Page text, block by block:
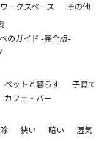
ークスペース
その他
のガイド -完全版-
ペットと暮らす 子育て
カフェ・バー
狭い 暗い
湿気